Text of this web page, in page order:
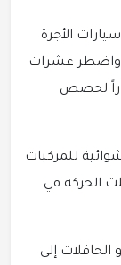
الأجرة
واضطر عشرات
لحصص
للمركبات
الحركة في
إلى